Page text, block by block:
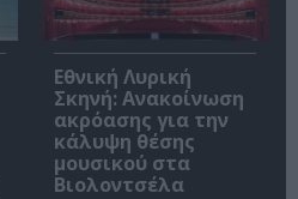
Εθνική Λυρική
Σκηνή: Ανακοίνωση
ακρόασης για την
κάλυψη θέσης
μουσικού στα
Βιολοντσέλα